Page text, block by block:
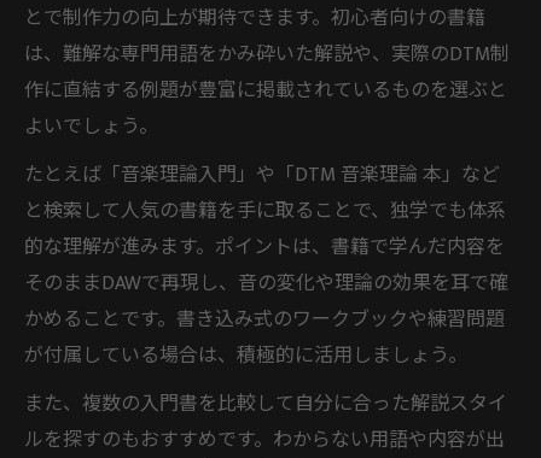
とで制作力の向上が期待できます。初心者向けの書籍
は、難解な専門用語をかみ砕いた解説や、実際のDTM制
作に直結する例題が豊富に掲載されているものを選ぶと
よいでしょう。
たとえば「音楽理論入門」や「DTM 音楽理論 本」など
と検索して人気の書籍を手に取ることで、独学でも体系
的な理解が進みます。ポイントは、書籍で学んだ内容を
そのままDAWで再現し、音の変化や理論の効果を耳で確
かめることです。書き込み式のワークブックや練習問題
が付属している場合は、積極的に活用しましょう。
また、複数の入門書を比較して自分に合った解説スタイ
ルを探すのもおすすめです。わからない用語や内容が出